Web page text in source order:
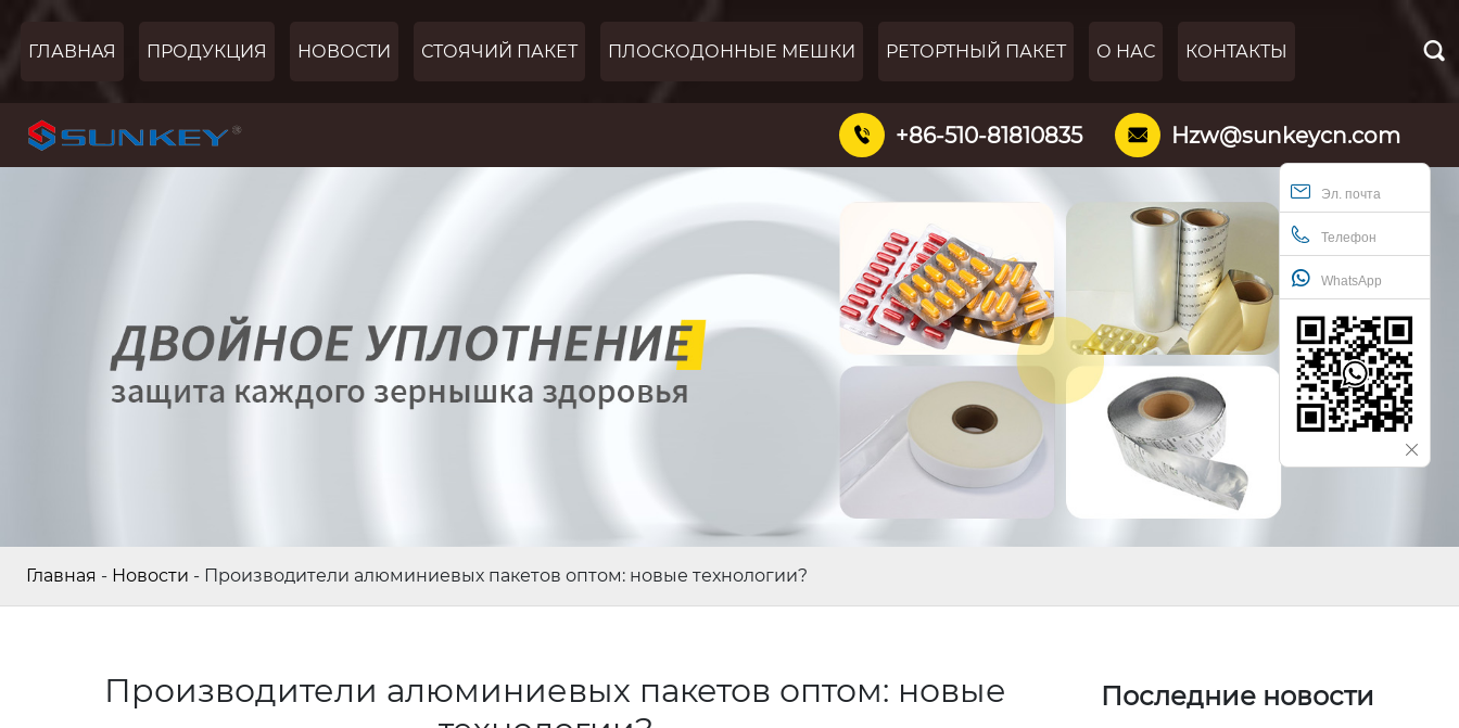
ГЛАВНАЯ ПРОДУКЦИЯ НОВОСТИ СТОЯЧИЙ ПАКЕТ ПЛОСКОДОННЫЕ МЕШКИ РЕТОРТНЫЙ ПАКЕТ О НАС КОНТАКТЫ 
 +86-510-81810835  Hzw@sunkeycn.com
Эл. почта
Телефон
WhatsApp
Главная - Новости - Производители алюминиевых пакетов оптом: новые технологии?
Производители алюминиевых пакетов оптом: новые
Последние новости